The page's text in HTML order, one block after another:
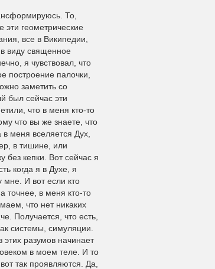
То,
эти геометрические
все в Википедии,
виду священное
я чувствовал, что
построение палочки,
заметить со
был сейчас эти
что в меня кто-то
что вы же знаете, что
меня вселяется Дух,
в тишине, или
без кепки. Вот сейчас я
когда я в Духе, я
И вот если кто
точнее, в меня кто-то
что нет никаких
Получается, что есть,
системы, симуляции.
разумов начинает
в моем теле. И то
так проявляются. Да,